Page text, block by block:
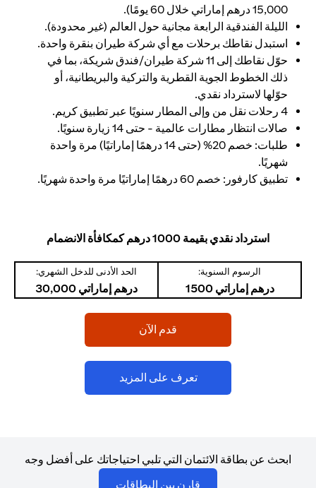
15,000 درهم إماراتي خلال 60 يومًا).
الليلة الفندقية الرابعة مجانية حول العالم (غير محدودة).
استبدل نقاطك برحلات مع أي شركة طيران بنقرة واحدة.
حوّل نقاطك إلى 11 شركة طيران/فندق شريكة، بما في
ذلك الخطوط الجوية القطرية والتركية والبريطانية، أو
حوّلها لاسترداد نقدي.
4 رحلات نقل من وإلى المطار سنويًا عبر تطبيق كريم.
صالات انتظار مطارات عالمية - حتى 14 زيارة سنويًا.
طلبات: خصم 20% (حتى 14 درهمًا إماراتيًا) مرة واحدة
شهريًا.
تطبيق كارفور: خصم 60 درهمًا إماراتيًا مرة واحدة شهريًا.
استرداد نقدي بقيمة 1000 درهم كمكافأة الانضمام
الرسوم السنوية:
درهم إماراتي 1500
الحد الأدنى للدخل الشهري:
درهم إماراتي 30,000
قدم الآن
تعرف على المزيد
ابحث عن بطاقة الائتمان التي تلبي احتياجاتك على أفضل وجه
قارن بين البطاقات